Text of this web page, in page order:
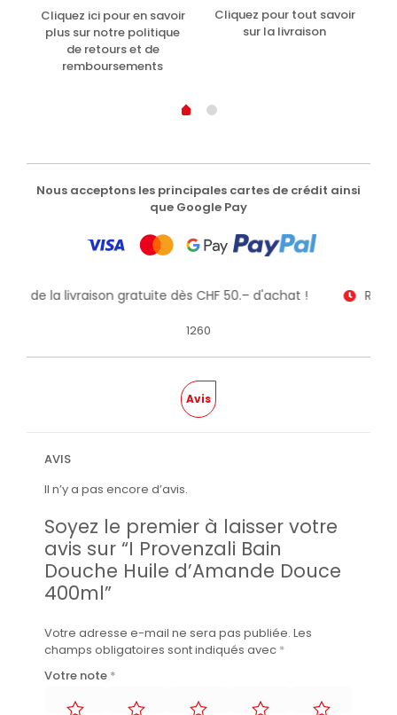
400ml
Cliquez ici pour en savoir
plus sur notre politique
de retours et de
remboursements
Cliquez pour tout savoir
sur la livraison
Nous acceptons les principales cartes de crédit ainsi
que Google Pay
de la livraison gratuite dès CHF 50.– d'achat !
1260
Avis
AVIS
Il n’y a pas encore d’avis.
Soyez le premier à laisser votre
avis sur “I Provenzali Bain
Douche Huile d’Amande Douce
400ml”
Votre adresse e-mail ne sera pas publiée. Les
champs obligatoires sont indiqués avec *
Votre note *